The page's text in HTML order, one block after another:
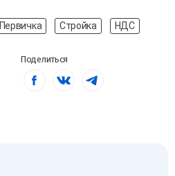
Первичка Стройка НДС
Поделиться